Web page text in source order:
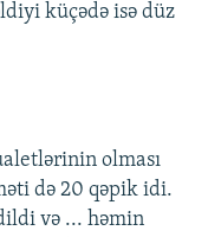
küçədə isə düz
olması
də 20 qəpik idi.
və ... həmin